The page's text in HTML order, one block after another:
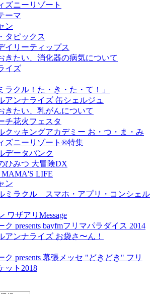
ズニーリゾート
ーマ
ン
タピックス
イリーティップス
きたい、消化器の病気について
イズ
ラクル！た・き・た・て！」
アンナライズ 缶シェルジュ
きたい、乳がんについて
チ花火フェスタ
クッキングアカデミー お・つ・ま・み
ズニーリゾート®特集
データバンク
ひみつ 大冒険DX
MAMA'S LIFE
ン
ミラクル スマホ・アプリ・コンシェル
ワザアリMessage
ク presents bayfmフリマパラダイス 2014
アンナライズ お袋さ〜ん！
ク presents 幕張メッセ "どきどき" フリ
ット2018